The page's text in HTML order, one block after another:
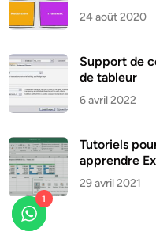
24 août 2020
Support de
de tableur
6 avril 2022
Tutoriels
apprendre
29 avril 2021
1